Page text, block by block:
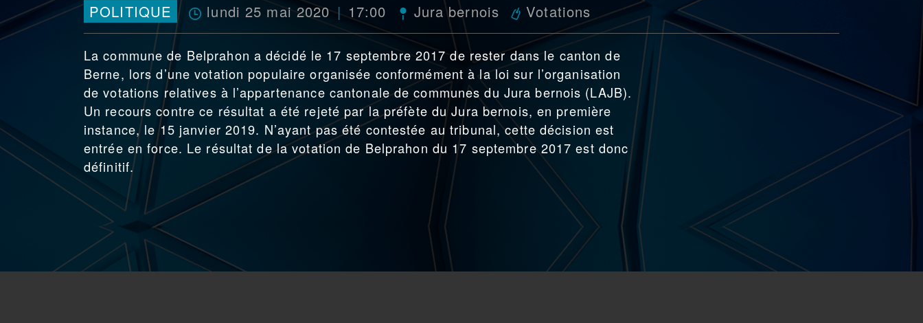
POLITIQUE lundi 25 mai 2020 17:00 Jura bernois Votations
La commune de Belprahon a décidé le 17 septembre 2017 de rester dans le canton de
Berne, lors d’une votation populaire organisée conformément à la loi sur l’organisation
de votations relatives à l’appartenance cantonale de communes du Jura bernois (LAJB).
Un recours contre ce résultat a été rejeté par la préfète du Jura bernois, en première
instance, le 15 janvier 2019. N’ayant pas été contestée au tribunal, cette décision est
entrée en force. Le résultat de la votation de Belprahon du 17 septembre 2017 est donc
définitif.